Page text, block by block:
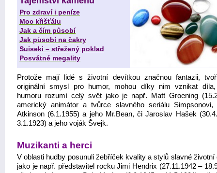
Pro zdraví i peníze
Moc křišťálu
Jak a čím působí
Jak působí na čakry
Suiseki – střežený poklad
Posvátné megality
Protože mají lidé s životní devítkou značnou fantazii,
originální smysl pro humor, mohou díky nim vznikat díla,
humoru rozumí celý svět jako je např. Matt Groening
americký animátor a tvůrce slavného seriálu Simpsonovi,
Atkinson (6.1.1955) a jeho Mr.Bean, či Jaroslav Hašek
3.1.1923) a jeho voják Švejk.
Muzikanti a herci
V oblasti hudby posunuli žebříček kvality a stylů slavné životní
jako je např. představitel rocku Jimi Hendrix (27.11.1942 –